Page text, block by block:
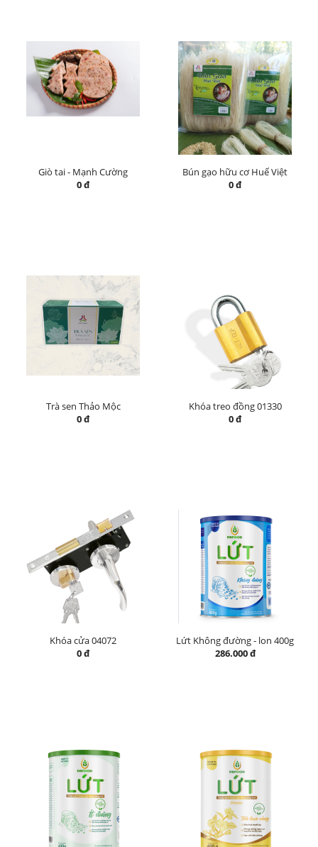
Giò tai - Mạnh Cường
0 đ
Bún gạo hữu cơ Huế Việt
0 đ
Trà sen Thảo Mộc
0 đ
Khóa treo đồng 01330
0 đ
Khóa cửa 04072
0 đ
Lứt Không đường - lon 400g
286.000 đ